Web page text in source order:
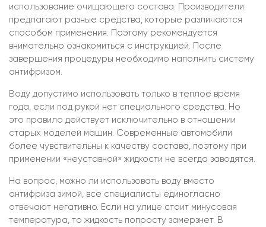
использование очищающего состава. Производители
предлагают разные средства, которые различаются
способом применения. Поэтому рекомендуется
внимательно ознакомиться с инструкцией. После
завершения процедуры необходимо наполнить систему
антифризом.
Воду допустимо использовать только в теплое время
года, если под рукой нет специального средства. Но
это правило действует исключительно в отношении
старых моделей машин. Современные автомобили
более чувствительны к качеству состава, поэтому при
применении «неуставной» жидкости не всегда заводятся.
На вопрос, можно ли использовать воду вместо
антифриза зимой, все специалисты единогласно
отвечают негативно. Если на улице стоит минусовая
температура, то жидкость попросту замерзнет. В